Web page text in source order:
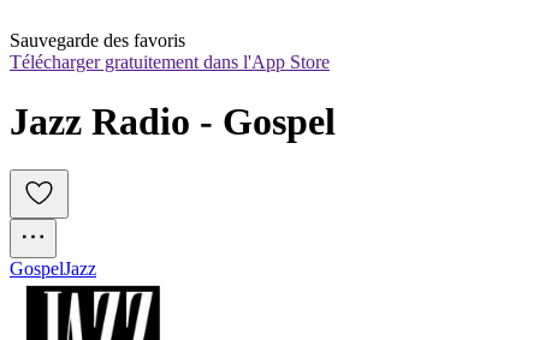
Sauvegarde des favoris
Télécharger gratuitement dans l'App Store
Jazz Radio - Gospel
GospelJazz